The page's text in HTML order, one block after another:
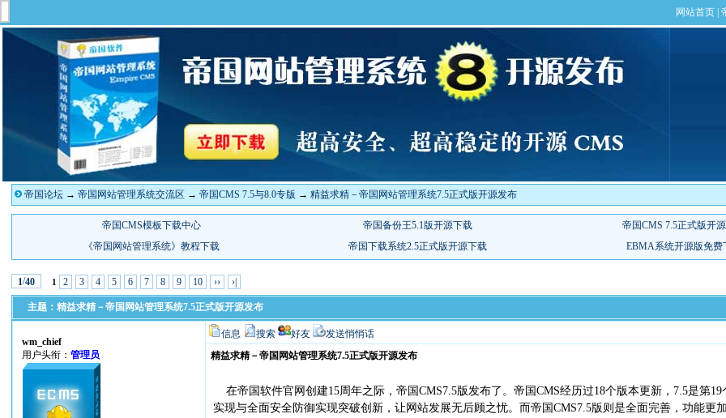
帝国论坛→ 帝国网站管理系统交流区 → 帝国CMS 7.5与8.0专版 → 精益求精－帝国网站管理系统7.5正式版开源发布
1/40 1 2 3 4 5 6 7 8 9 10 ›› ›|
主题：精益求精－帝国网站管理系统7.5正式版开源发布
wm_chief
用户头衔： 管理员
信息 搜索 好友 发送悄悄话
精益求精－帝国网站管理系统7.5正式版开源发布
在帝国软件官网创建15周年之际，帝国CMS7.5版发布了。帝国CMS经历过18个版本更新，7.5是第
实现与全面安全防御实现突破创新，让网站发展无后顾之忧。而帝国CMS7.5版则是全面完善，功能更